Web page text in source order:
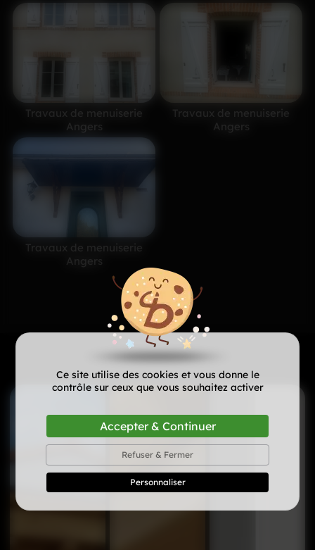
Ce site utilise des cookies et vous donne le
contrôle sur ceux que vous souhaitez activer
Accepter & Continuer
Refuser & Fermer
Personnaliser
Travaux de menuiserie
Angers
Travaux de menuiserie
Angers
Travaux de menuiserie
Angers